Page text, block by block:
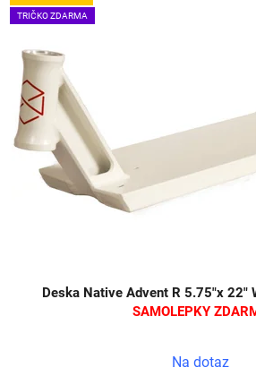
TRIČKO ZDARMA
Deska Native Advent R 5.75"x 22"
SAMOLEPKY
Na dotaz